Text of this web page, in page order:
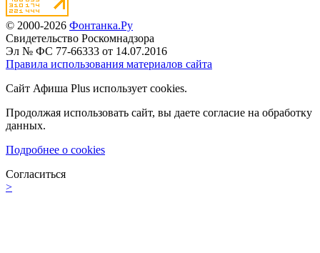
© 2000-2026 Фонтанка.Ру
Свидетельство Роскомнадзора
Эл № ФС 77-66333 от 14.07.2016
Правила использования материалов сайта
Сайт Афиша Plus использует cookies.
Продолжая использовать сайт, вы даете согласие на обработку
данных.
Подробнее о cookies
Согласиться
>